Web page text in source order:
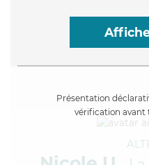
Présentation
vérification avant